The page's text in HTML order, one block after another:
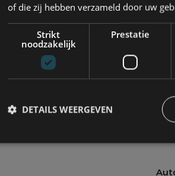
Alle
Elektrisch Autotests
of die zij hebben verzameld door uw
Strikt
noodzakelijk
Prestatie
DETAILS WEERGEVEN